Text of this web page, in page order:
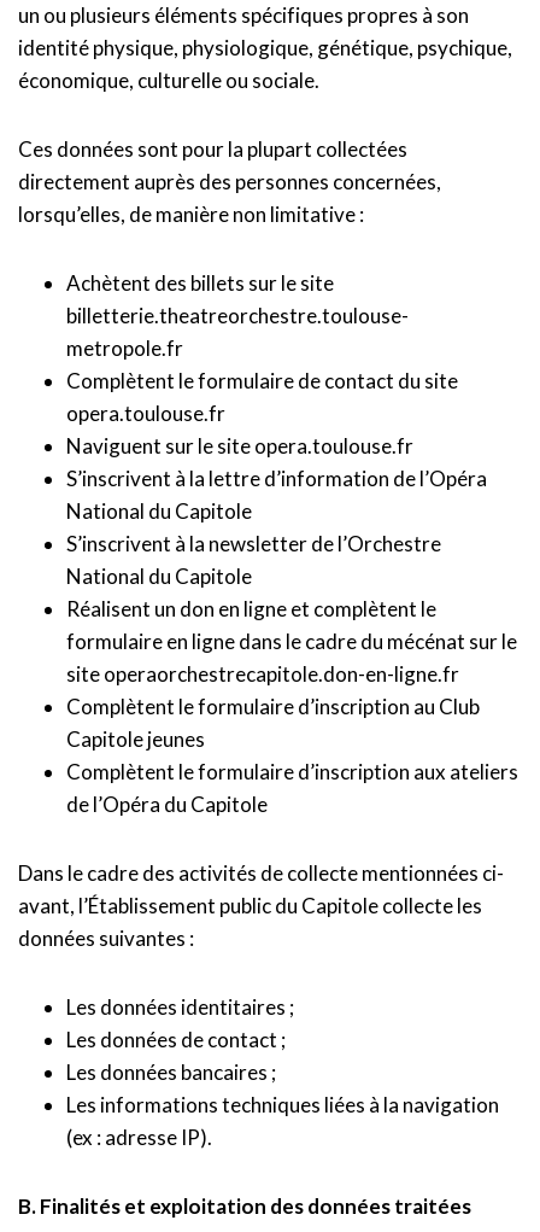
un ou plusieurs éléments spécifiques propres à son
identité physique, physiologique, génétique, psychique,
économique, culturelle ou sociale.
Ces données sont pour la plupart collectées
directement auprès des personnes concernées,
lorsqu’elles, de manière non limitative :
Achètent des billets sur le site
billetterie.theatreorchestre.toulouse-
metropole.fr
Complètent le formulaire de contact du site
opera.toulouse.fr
Naviguent sur le site opera.toulouse.fr
S’inscrivent à la lettre d’information de l’Opéra
National du Capitole
S’inscrivent à la newsletter de l’Orchestre
National du Capitole
Réalisent un don en ligne et complètent le
formulaire en ligne dans le cadre du mécénat sur le
site operaorchestrecapitole.don-en-ligne.fr
Complètent le formulaire d’inscription au Club
Capitole jeunes
Complètent le formulaire d’inscription aux ateliers
de l’Opéra du Capitole
Dans le cadre des activités de collecte mentionnées ci-
avant, l’Établissement public du Capitole collecte les
données suivantes :
Les données identitaires ;
Les données de contact ;
Les données bancaires ;
Les informations techniques liées à la navigation
(ex : adresse IP).
B. Finalités et exploitation des données traitées